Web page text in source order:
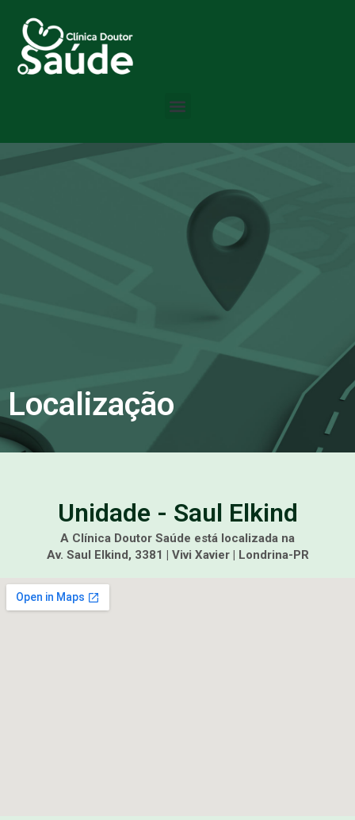
Localização
Unidade - Saul Elkind
A Clínica Doutor Saúde está localizada na
Av. Saul Elkind, 3381 | Vivi Xavier | Londrina-PR